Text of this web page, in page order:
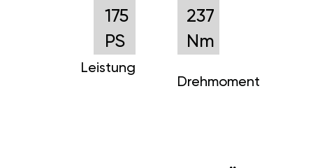
175
PS
Leistung
237
Nm
Drehmoment